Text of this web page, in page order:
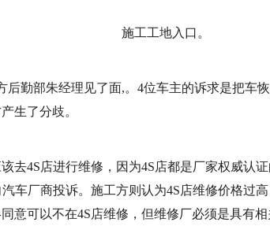
施工工地入口。
后勤部朱经理见了面,。4位车主的诉求是把车
生了分歧。
去4S店进行维修，因为4S店都是厂家权威认
车厂商投诉。施工方则认为4S店维修价格过
意可以不在4S店维修，但维修厂必须是具有相